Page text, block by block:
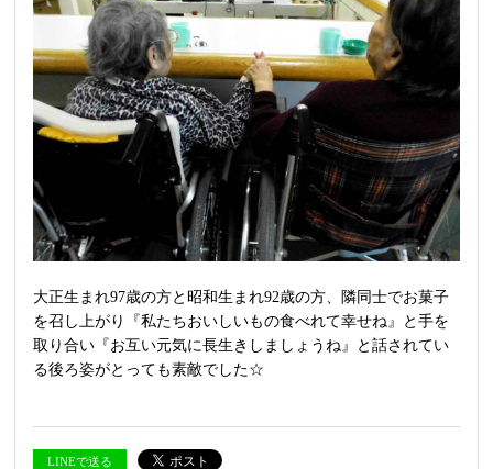
大正生まれ97歳の方と昭和生まれ92歳の方、隣同士でお菓子
を召し上がり『私たちおいしいもの食べれて幸せね』と手を
取り合い『お互い元気に長生きしましょうね』と話されてい
る後ろ姿がとっても素敵でした☆
LINEで送る